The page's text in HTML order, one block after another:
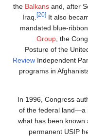
the Balkans
Iraq.
Review
In 1996,
of the
what has